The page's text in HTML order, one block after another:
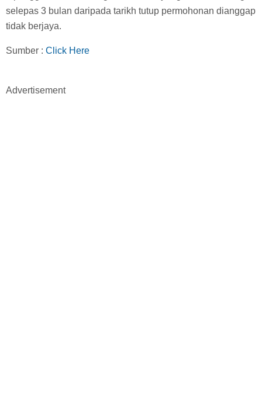
selepas 3 bulan daripada tarikh tutup permohonan dianggap
tidak berjaya.
Sumber : Click Here
Advertisement